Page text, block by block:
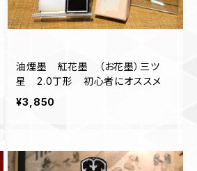
油煙墨 紅花墨 （お花墨）三ツ
星 2.0丁形 初心者にオススメ
¥3,850